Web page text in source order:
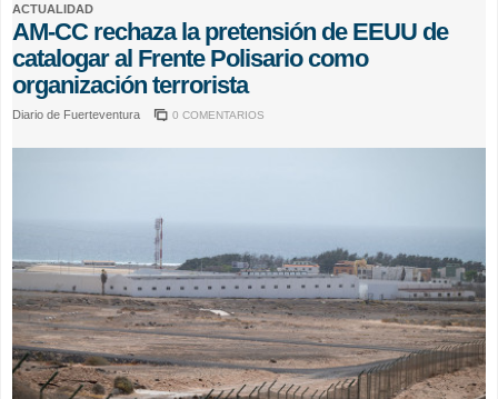
ACTUALIDAD
AM-CC rechaza la pretensión de EEUU de
catalogar al Frente Polisario como
organización terrorista
Diario de Fuerteventura 0 COMENTARIOS